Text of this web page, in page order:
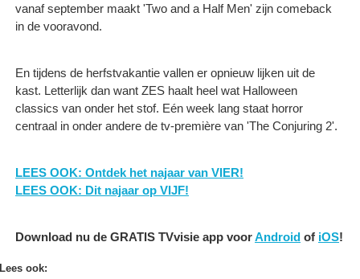
vanaf september maakt 'Two and a Half Men' zijn comeback
in de vooravond.
En tijdens de herfstvakantie vallen er opnieuw lijken uit de
kast. Letterlijk dan want ZES haalt heel wat Halloween
classics van onder het stof. Eén week lang staat horror
centraal in onder andere de tv-première van 'The Conjuring 2'.
LEES OOK: Ontdek het najaar van VIER!
LEES OOK: Dit najaar op VIJF!
Download nu de GRATIS TVvisie app voorAndroid of iOS!
Lees ook: